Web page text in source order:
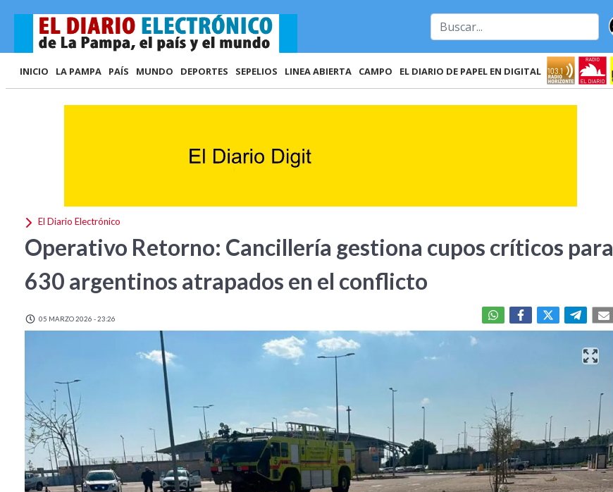
INICIO LA PAMPA PAÍS MUNDO DEPORTES SEPELIOS LINEA ABIERTA CAMPO EL DIARIO DE PAPEL EN DIGITAL
El Diario Electrónico
Operativo Retorno: Cancillería gestiona cupos críticos para
630 argentinos atrapados en el conflicto
05 MARZO 2026 - 23:26